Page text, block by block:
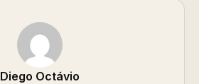
Diego Octávio